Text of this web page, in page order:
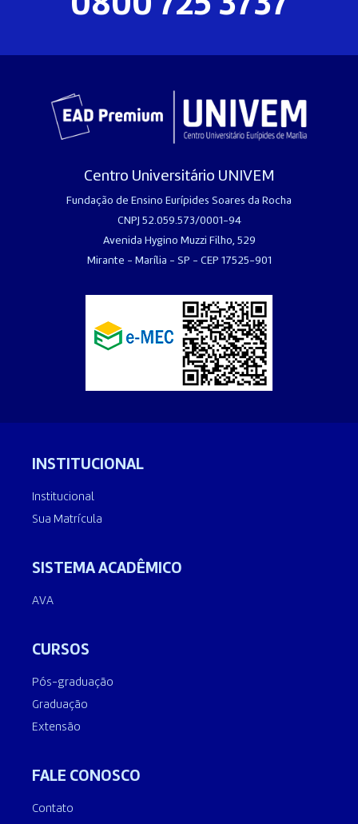
Centro Universitário UNIVEM
Fundação de Ensino Eurípides Soares da Rocha
CNPJ 52.059.573/0001-94
Avenida Hygino Muzzi Filho, 529
Mirante - Marília - SP - CEP 17525-901
INSTITUCIONAL
Institucional
Sua Matrícula
SISTEMA ACADÊMICO
AVA
CURSOS
Pós-graduação
Graduação
Extensão
FALE CONOSCO
Contato